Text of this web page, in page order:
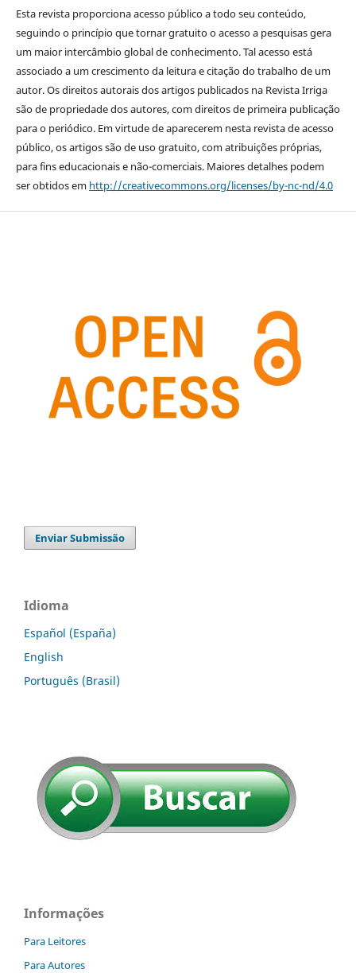
Esta revista proporciona acesso público a todo seu conteúdo,
seguindo o princípio que tornar gratuito o acesso a pesquisas gera
um maior intercâmbio global de conhecimento. Tal acesso está
associado a um crescimento da leitura e citação do trabalho de um
autor. Os direitos autorais dos artigos publicados na Revista Irriga
são de propriedade dos autores, com direitos de primeira publicação
para o periódico. Em virtude de aparecerem nesta revista de acesso
público, os artigos são de uso gratuito, com atribuições próprias,
para fins educacionais e não-comerciais. Maiores detalhes podem
ser obtidos em http://creativecommons.org/licenses/by-nc-nd/4.0
Enviar Submissão
Idioma
Español (España)
English
Português (Brasil)
Informações
Para Leitores
Para Autores